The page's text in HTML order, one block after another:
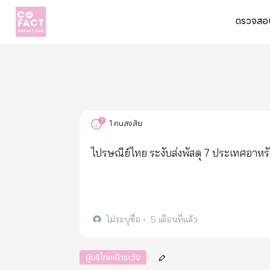
ตรวจส
1คนสงสัย
ไปรษณีย์ไทย ระงับส่งพัสดุ 7 ประเทศอาห
ไม่ระบุชื่อ • 5 เดือนที่แล้ว
ผู้บริโภคเฝ้าระวัง